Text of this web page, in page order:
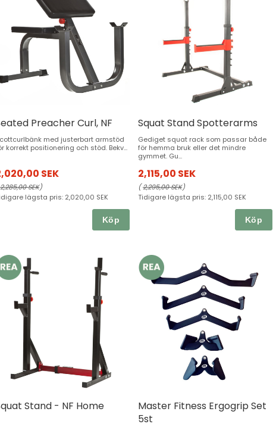
Preacher Curl, NF
med justerbart armstöd
korrekt positionering och stöd. Bekv...
SEK
2,285,00 SEK)
lägsta pris: 2,020,00 SEK
Köp
Squat Stand Spotterarms
Gediget squat rack som passar både
för hemma bruk eller det mindre
gymmet. Gu...
2,115,00 SEK
(2,295,00 SEK)
Tidigare lägsta pris: 2,115,00 SEK
Köp
Stand - NF Home
Master Fitness Ergogrip Set
5st